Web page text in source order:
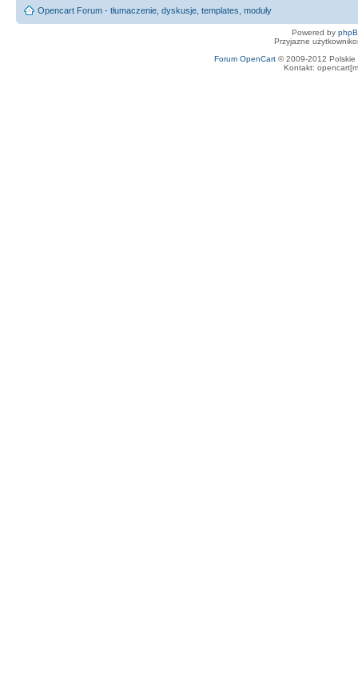
Opencart Forum - tłumaczenie, dyskusje, templates, moduły
Powered by
Przyjazne
Forum OpenCart© 2009-2012 Polskie
Kontakt: